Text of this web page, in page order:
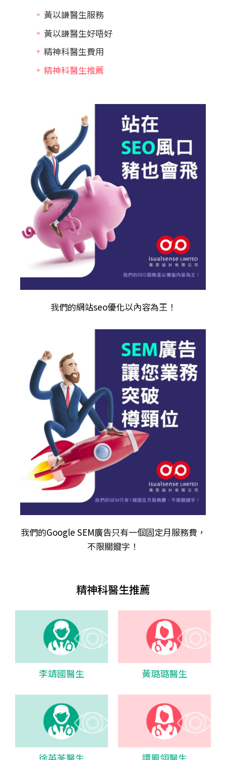
黃以謙醫生服務
黃以謙醫生好唔好
精神科醫生費用
精神科醫生推薦
我們的網站seo優化以內容為王！
我們的Google SEM廣告只有一個固定月服務費，
不限關𨫡字！
精神科醫生推薦
李靖國醫生 黃璐璐醫生